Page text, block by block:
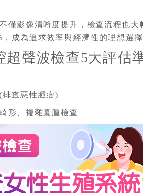
僅影像清晰度提升，檢查流程也
成為追求效率與經濟性的理想選擇
聲波檢查5大評估
查惡性腫瘤)
形、複雜囊腫檢查